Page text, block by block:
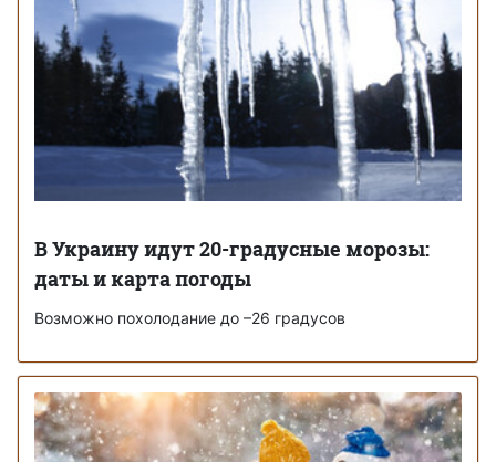
В Украину идут 20-градусные морозы:
даты и карта погоды
Возможно похолодание до –26 градусов